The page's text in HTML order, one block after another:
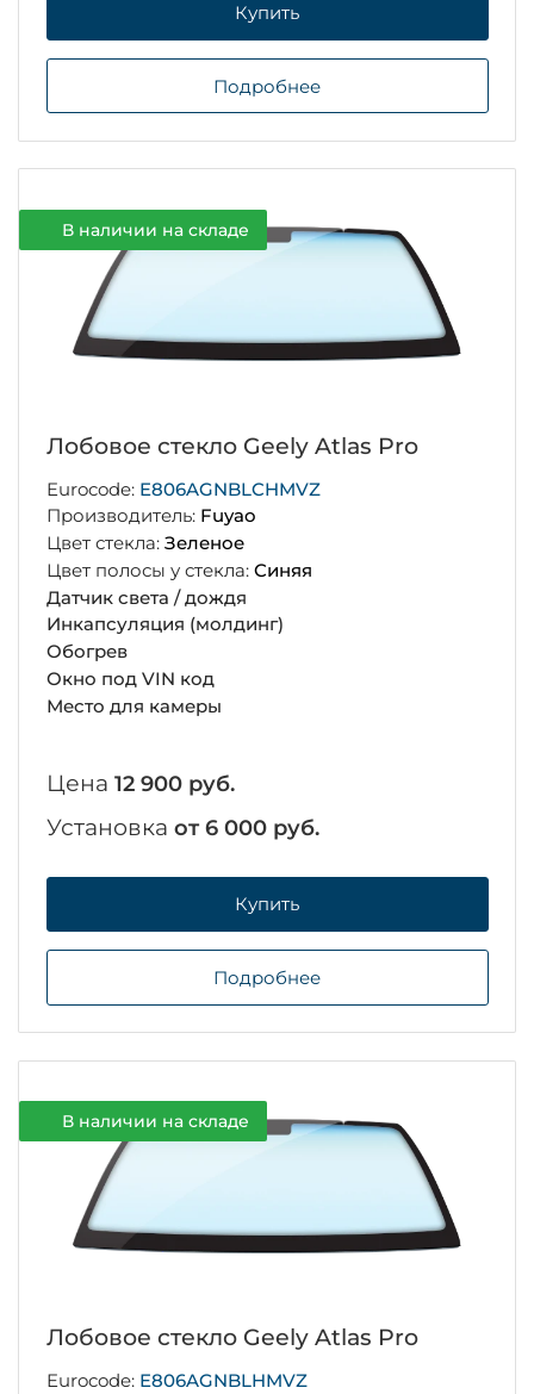
Купить
Подробнее
В наличии на складе
Лобовое стекло Geely Atlas Pro
Eurocode: E806AGNBLCHMVZ
Производитель: Fuyao
Цвет стекла: Зеленое
Цвет полосы у стекла: Синяя
Датчик света / дождя
Инкапсуляция (молдинг)
Обогрев
Окно под VIN код
Место для камеры
Цена 12 900 руб.
Установка от 6 000 руб.
Купить
Подробнее
В наличии на складе
Лобовое стекло Geely Atlas Pro
Eurocode: E806AGNBLHMVZ